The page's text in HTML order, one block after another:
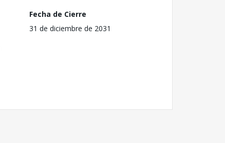
Fecha de Cierre
31 de diciembre de 2031